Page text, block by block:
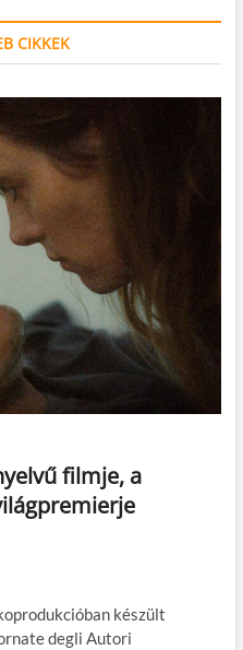
CIKKEK
filmje, a
készült
degli Autori